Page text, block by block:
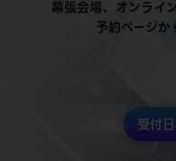
幕張会場、オンライ
予約ページか
受付